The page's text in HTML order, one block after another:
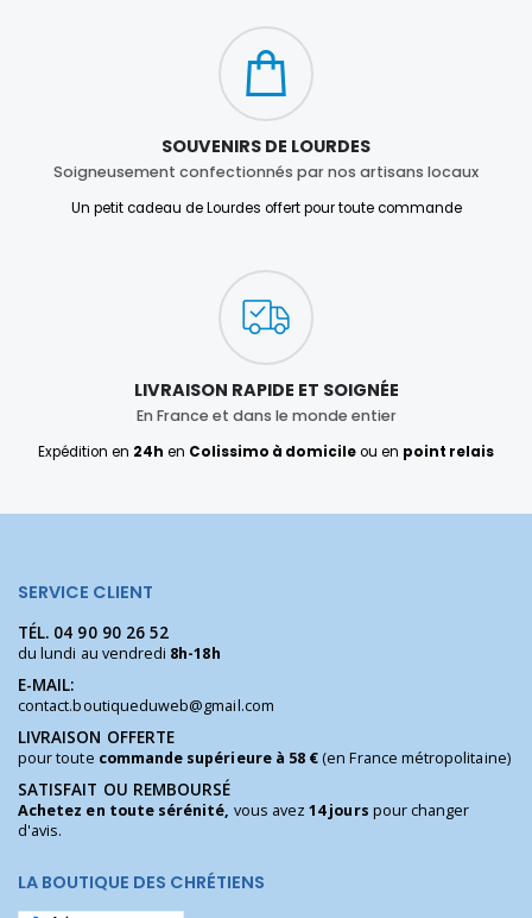
SOUVENIRS DE LOURDES
Soigneusement confectionnés par nos artisans locaux
Un petit cadeau de Lourdes offert pour toute commande
LIVRAISON RAPIDE ET SOIGNÉE
En France et dans le monde entier
Expédition en 24h en Colissimo à domicileou en point relais
SERVICE CLIENT
TÉL. 04 90 90 26 52
du lundi au vendredi 8h-18h
E-MAIL:
contact.boutiqueduweb@gmail.com
LIVRAISON OFFERTE
pour toute commande supérieure à 58 €(en France métropolitaine)
SATISFAIT OU REMBOURSÉ
Achetez en toute sérénité, vous avez14 jours pour changer
d'avis.
LA BOUTIQUE DES CHRÉTIENS